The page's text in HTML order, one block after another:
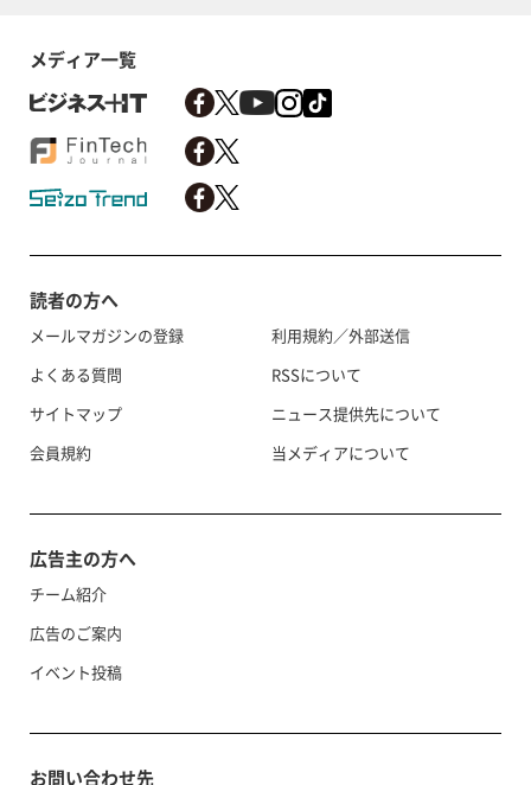
メディア一覧
読者の方へ
メールマガジンの登録
よくある質問
サイトマップ
会員規約
利用規約／外部送信
RSSについて
ニュース提供先について
当メディアについて
広告主の方へ
チーム紹介
広告のご案内
イベント投稿
お問い合わせ先